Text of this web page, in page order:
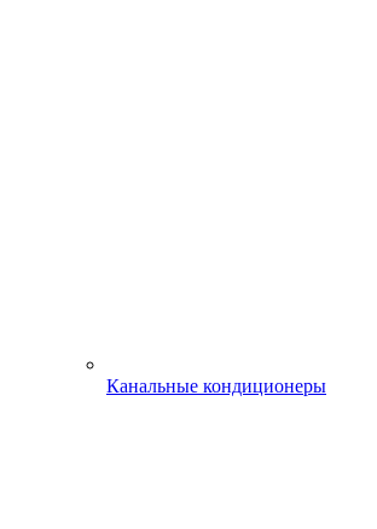
Канальные кондиционеры